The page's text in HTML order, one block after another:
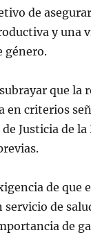
de
y una
género.
que la
en criterios
Justicia de la
de que
servicio de
de